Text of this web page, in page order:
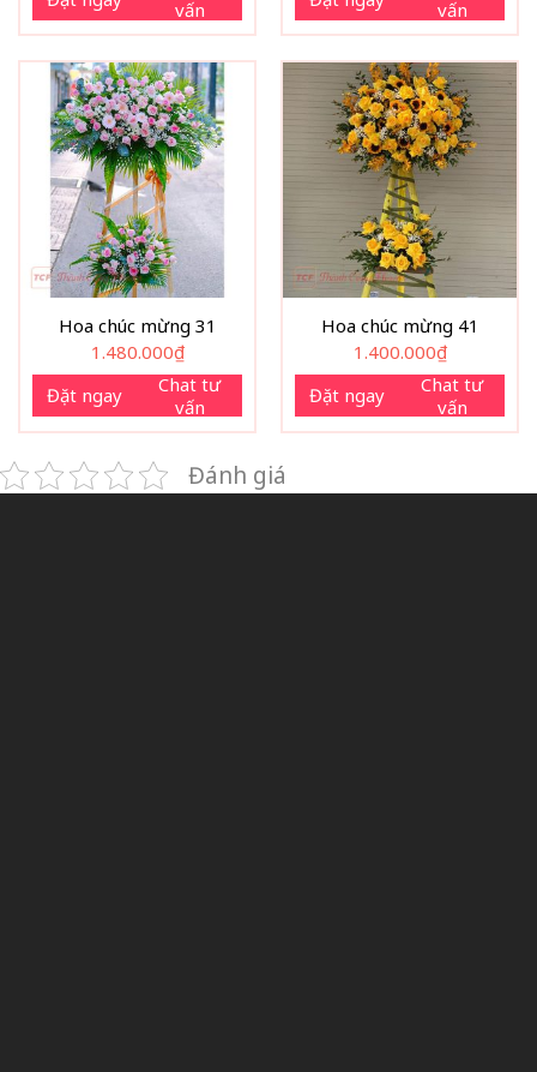
950.000₫.
vấn
vấn
Hoa chúc mừng 31
1.480.000₫
Đặt ngay
Chat tư
vấn
Hoa chúc mừng 41
1.400.000₫
Đặt ngay
Chat tư
vấn
Đánh giá